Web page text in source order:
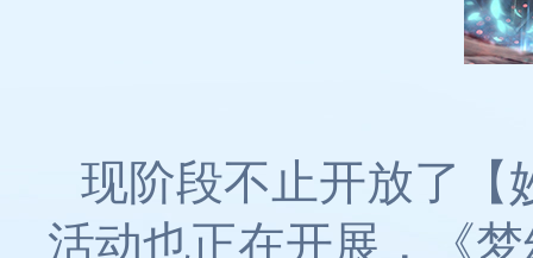
现阶段不止开放了【
活动也正在开展，《